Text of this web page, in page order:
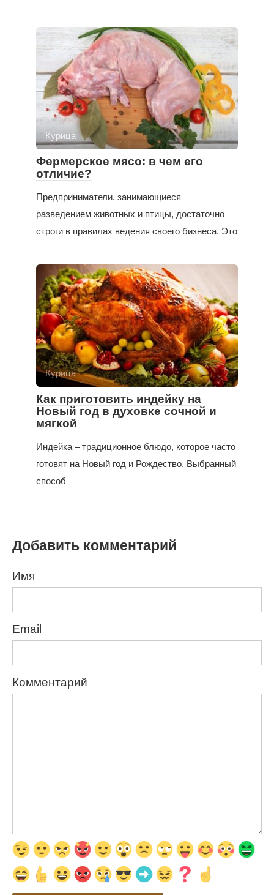
Курица
Фермерское мясо: в чем его
отличие?
Предприниматели, занимающиеся
разведением животных и птицы, достаточно
строги в правилах ведения своего бизнеса. Это
Курица
Как приготовить индейку на
Новый год в духовке сочной и
мягкой
Индейка – традиционное блюдо, которое часто
готовят на Новый год и Рождество. Выбранный
способ
Добавить комментарий
Имя
Email
Комментарий